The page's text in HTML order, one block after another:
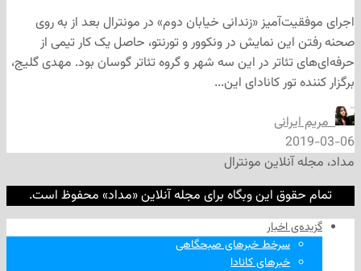
«زندانی خیابان دوم» در مونترال بعد از به روی
نمایش در ونکوور و تورنتو، حاصل یک کار تیمی از
در این سه شهر و گروه تئاتر گوسان بود. مهدی گلیج،
کانادای این...
مونترال
این وبگاه برای مجله آنلاین «مداد» محفوظ است.
اخبار
سرخط خبرهای صبحگاهی
خبرهای کانادا